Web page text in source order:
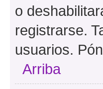
o
registrarse.
usuarios.
Arriba